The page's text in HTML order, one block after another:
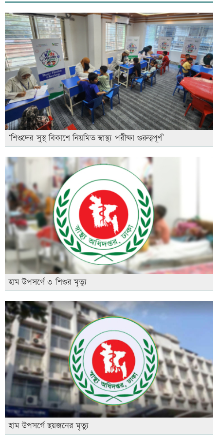
‘শিশুদের সুস্থ বিকাশে নিয়মিত স্বাস্থ্য পরীক্ষা গুরুত্বপূর্ণ’
হাম উপসর্গে ৩ শিশুর মৃত্যু
হাম উপসর্গে ছয়জনের মৃত্যু